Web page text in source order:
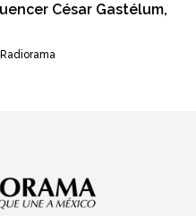
César Gastélum,